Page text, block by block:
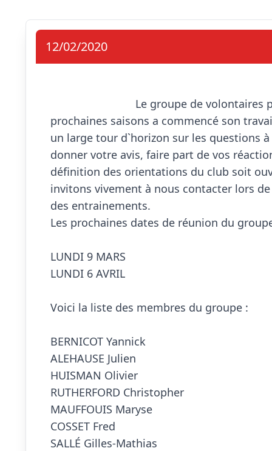
12/02/2020
prochaines saisons a commencé son
un large tour d`horizon sur les questions
donner votre avis, faire part de vos
définition des orientations du club soit
invitons vivement à nous contacter lors
des entrainements.
Les prochaines dates de réunion du
LUNDI 9 MARS
LUNDI 6 AVRIL
Voici la liste des membres du groupe :
BERNICOT Yannick
ALEHAUSE Julien
HUISMAN Olivier
RUTHERFORD Christopher
MAUFFOUIS Maryse
COSSET Fred
SALLÉ Gilles-Mathias